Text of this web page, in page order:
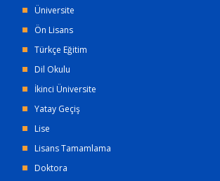
Üniversite
Ön Lisans
Türkçe Eğitim
Dil Okulu
İkinci Üniversite
Yatay Geçiş
Lise
Lisans Tamamlama
Doktora